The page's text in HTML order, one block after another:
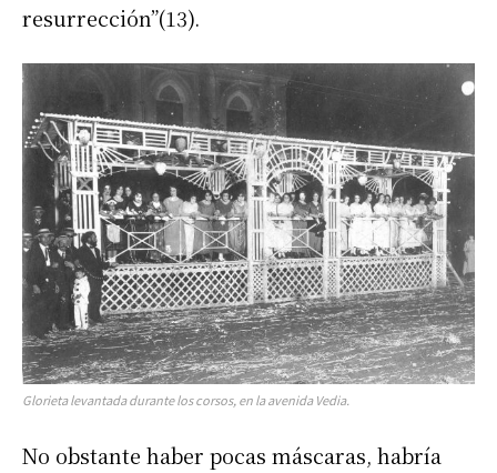
resurrección”(13).
Glorieta levantada durante los corsos, en la avenida Vedia.
No obstante haber pocas máscaras, habría